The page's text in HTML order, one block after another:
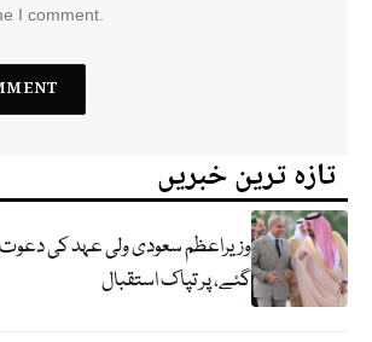
I comment.
تازہ ترین خبریں
وزیراعظم سعودی ولی عہد کی
گئے، پر تپاک استقبال